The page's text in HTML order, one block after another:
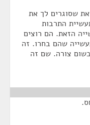
שסוגרים לך את
התרבות
הזאת. הם רוצים
שהם בחרו. זה
צורה. שם זה